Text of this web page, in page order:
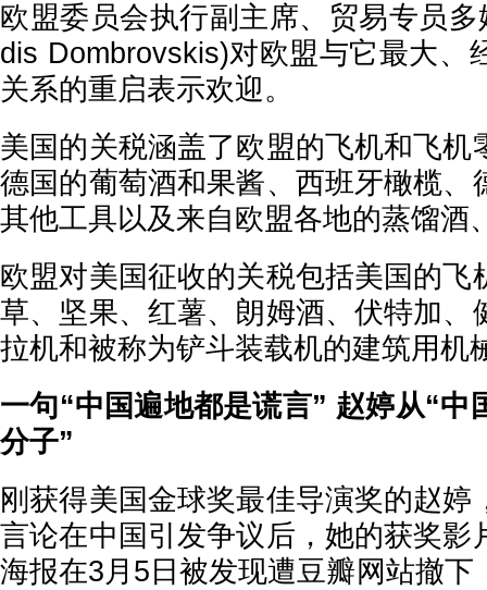
欧盟委员会执行副主席、贸易专员
dis Dombrovskis)对欧盟与它最大、
关系的重启表示欢迎。
美国的关税涵盖了欧盟的飞机和飞机
德国的葡萄酒和果酱、西班牙橄榄、
其他工具以及来自欧盟各地的蒸馏酒
欧盟对美国征收的关税包括美国的飞
草、坚果、红薯、朗姆酒、伏特加、
拉机和被称为铲斗装载机的建筑用机
一句“中国遍地都是谎言” 赵婷从“中
分子”
刚获得美国金球奖最佳导演奖的赵婷
言论在中国引发争议后，她的获奖影
海报在3月5日被发现遭豆瓣网站撤下